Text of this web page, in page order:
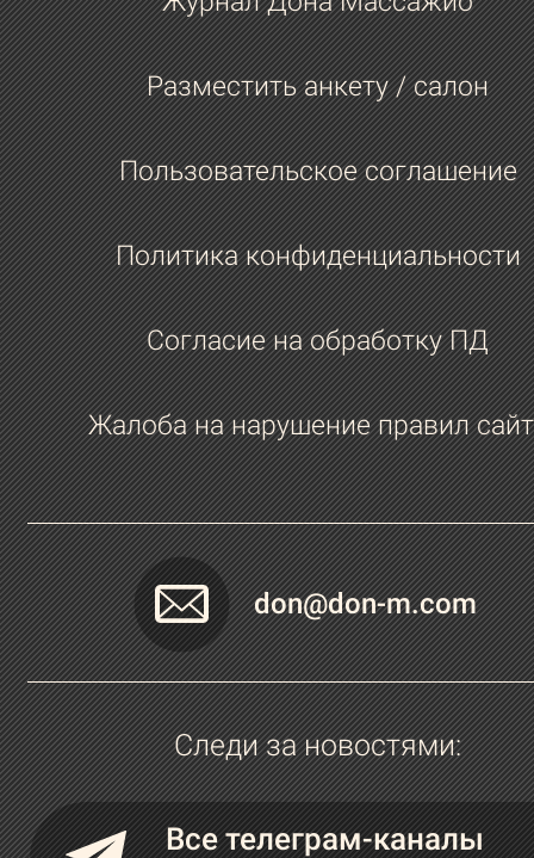
Разместить анкету / салон
Пользовательское соглашение
Политика конфиденциальности
Согласие на обработку ПД
Жалоба на нарушение правил
don@don-m.com
Следи за новостями:
Все телеграм-каналы